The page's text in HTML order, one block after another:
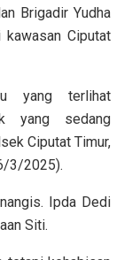
Brigadir Yudha
Ciputat
yang terlihat
yang sedang
Ciputat Timur,
3/2025).
Ipda Dedi
Siti.